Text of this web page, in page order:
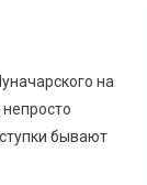
на
бывают